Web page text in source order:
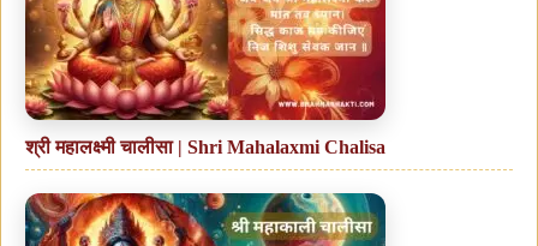
श्री महालक्ष्मी चालीसा | Shri Mahalaxmi Chalisa